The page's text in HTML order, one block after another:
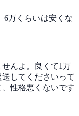
6万くらいは安くな
んよ。良くて1万
してくださいって
性格悪くないです